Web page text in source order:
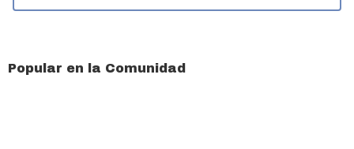
Popular en la Comunidad